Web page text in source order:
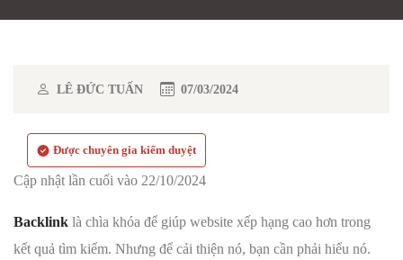
LÊ ĐỨC TUẤN 07/03/2024
Được chuyên gia kiểm duyệt
Cập nhật lần cuối vào 22/10/2024
Backlink là chìa khóa để giúp website xếp hạng cao hơn trong
kết quả tìm kiếm. Nhưng để cải thiện nó, bạn cần phải hiểu nó.